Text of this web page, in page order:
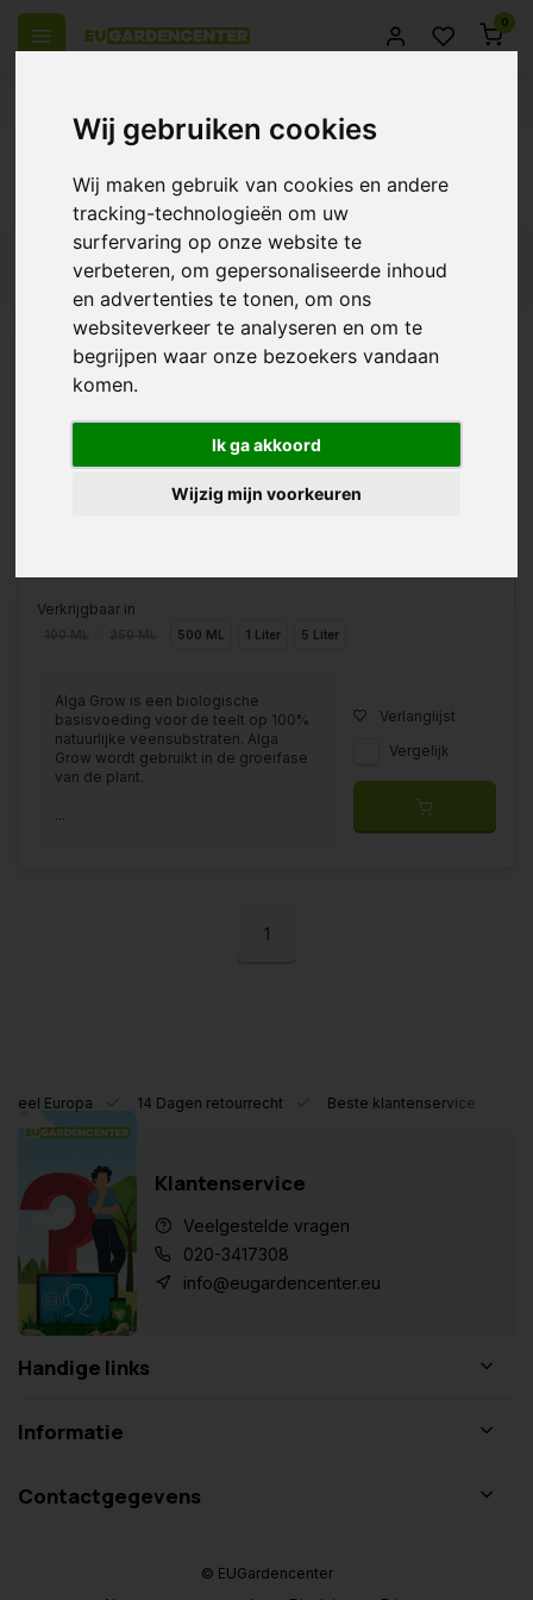
Wij gebruiken cookies
Wij maken gebruik van cookies en andere
tracking-technologieën om uw
surfervaring op onze website te
verbeteren, om gepersonaliseerde inhoud
en advertenties te tonen, om ons
websiteverkeer te analyseren en om te
begrijpen waar onze bezoekers vandaan
komen.
Ik ga akkoord
Wijzig mijn voorkeuren
0
Producten getagd met algi
€14,19
Verkrijgbaar in
500 ML 1 Liter 5 Liter
Alga Grow is een biologische
basisvoeding voor de teelt op 100%
natuurlijke veensubstraten. Alga
Grow wordt gebruikt in de groeifase
van de plant.
...
Verlanglijst
Vergelijk
1
Europa 14 Dagen retourrecht Beste klantenservice
Klantenservice
Veelgestelde vragen
020-3417308
info@eugardencenter.eu
Handige links
Informatie
Contactgegevens
© EUGardencenter